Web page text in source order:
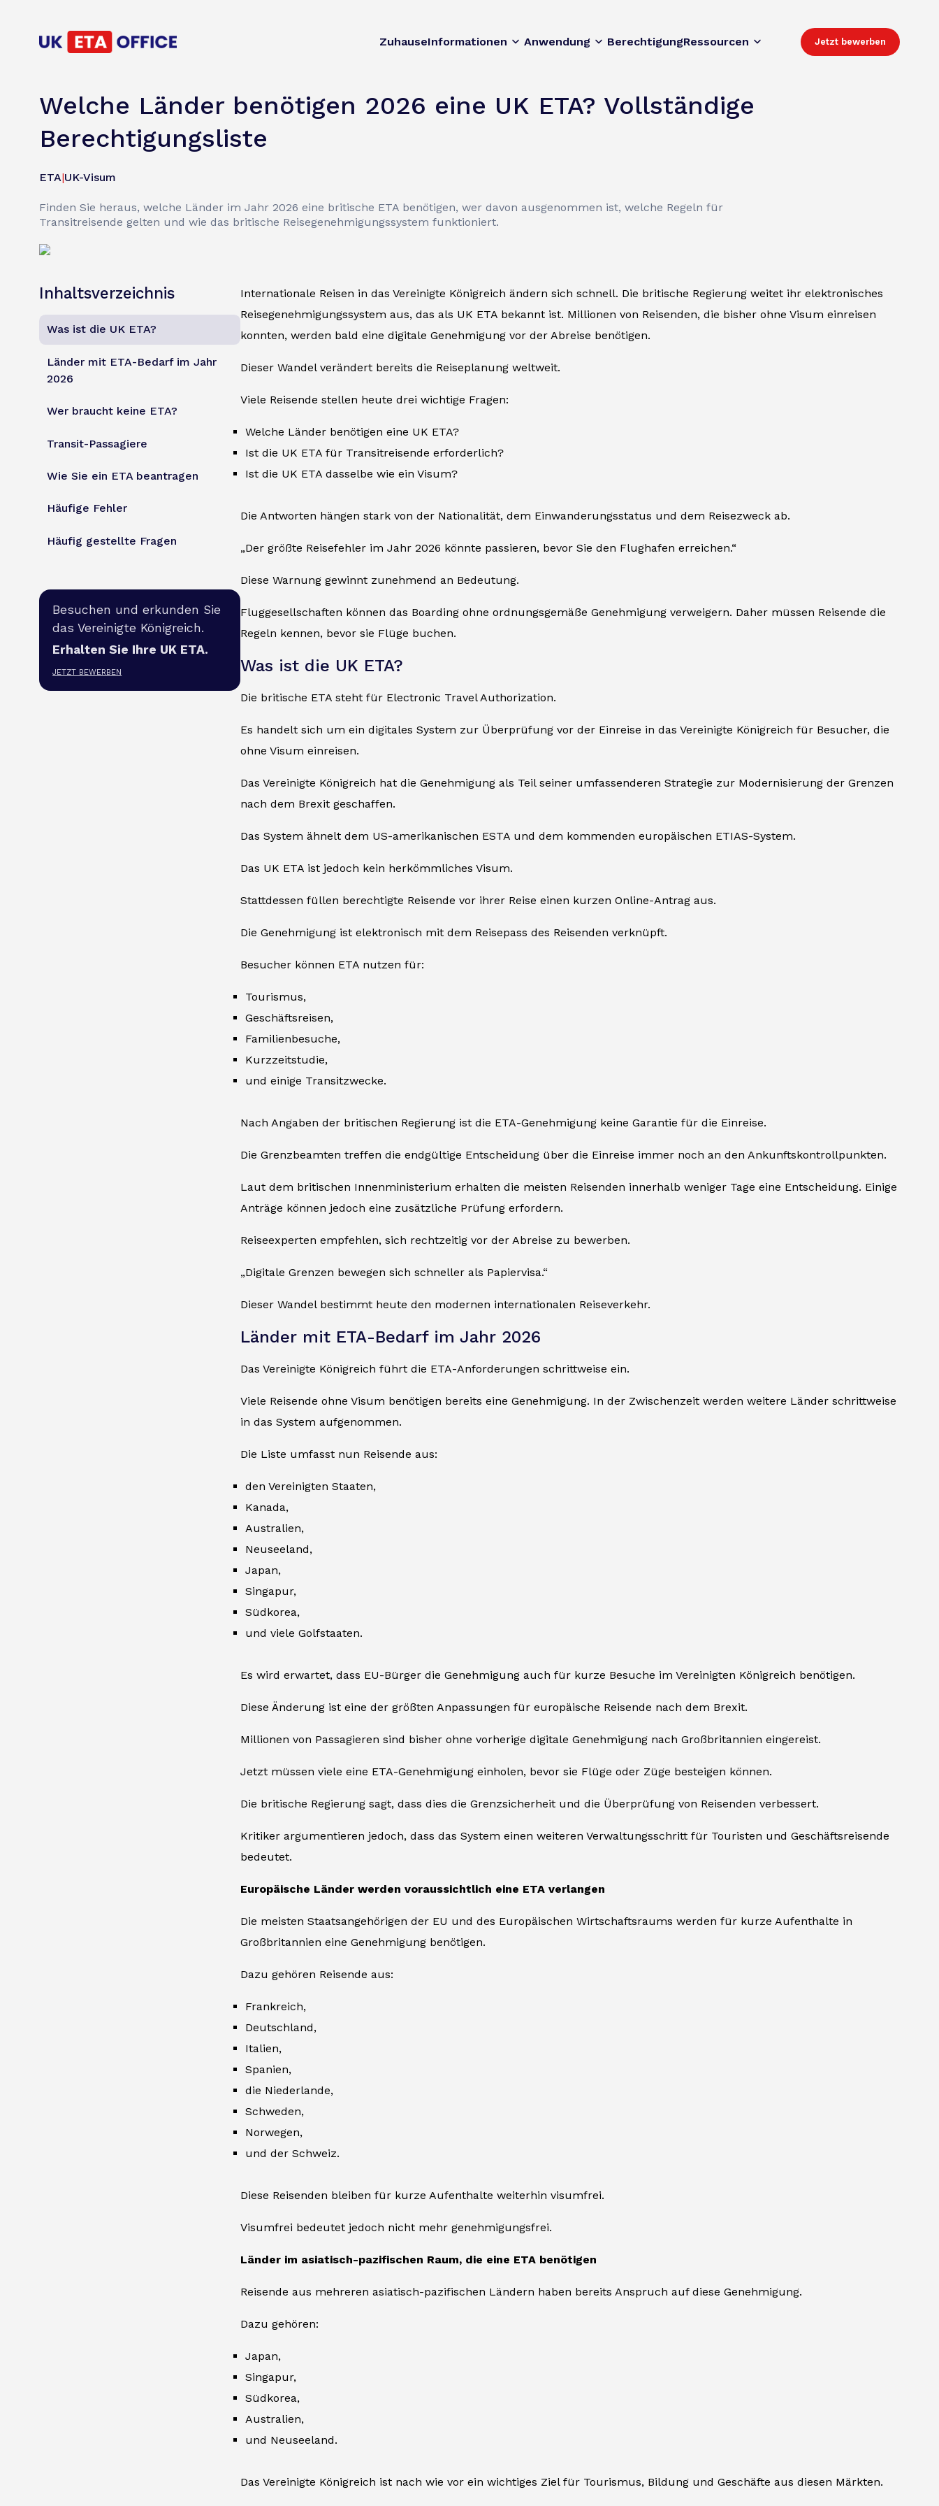
ZuhauseInformationen Anwendung BerechtigungRessourcen Jetzt bewerben
Welche Länder benötigen 2026 eine UK ETA? Vollständige
Berechtigungsliste
ETA|UK-Visum
Finden Sie heraus, welche Länder im Jahr 2026 eine britische ETA benötigen, wer davon ausgenommen ist, welche Regeln für
Transitreisende gelten und wie das britische Reisegenehmigungssystem funktioniert.
Inhaltsverzeichnis
Was ist die UK ETA?
Länder mit ETA-Bedarf im Jahr
2026
Wer braucht keine ETA?
Transit-Passagiere
Wie Sie ein ETA beantragen
Häufige Fehler
Häufig gestellte Fragen
Besuchen und erkunden Sie
das Vereinigte Königreich.
Erhalten Sie Ihre UK ETA.
JETZT BEWERBEN
Internationale Reisen in das Vereinigte Königreich ändern sich schnell. Die britische Regierung weitet ihr elektronisches
Reisegenehmigungssystem aus, das als UK ETA bekannt ist. Millionen von Reisenden, die bisher ohne Visum einreisen
konnten, werden bald eine digitale Genehmigung vor der Abreise benötigen.
Dieser Wandel verändert bereits die Reiseplanung weltweit.
Viele Reisende stellen heute drei wichtige Fragen:
Welche Länder benötigen eine UK ETA?
Ist die UK ETA für Transitreisende erforderlich?
Ist die UK ETA dasselbe wie ein Visum?
Die Antworten hängen stark von der Nationalität, dem Einwanderungsstatus und dem Reisezweck ab.
„Der größte Reisefehler im Jahr 2026 könnte passieren, bevor Sie den Flughafen erreichen.“
Diese Warnung gewinnt zunehmend an Bedeutung.
Fluggesellschaften können das Boarding ohne ordnungsgemäße Genehmigung verweigern. Daher müssen Reisende die
Regeln kennen, bevor sie Flüge buchen.
Was ist die UK ETA?
Die britische ETA steht für Electronic Travel Authorization.
Es handelt sich um ein digitales System zur Überprüfung vor der Einreise in das Vereinigte Königreich für Besucher, die
ohne Visum einreisen.
Das Vereinigte Königreich hat die Genehmigung als Teil seiner umfassenderen Strategie zur Modernisierung der Grenzen
nach dem Brexit geschaffen.
Das System ähnelt dem US-amerikanischen ESTA und dem kommenden europäischen ETIAS-System.
Das UK ETA ist jedoch kein herkömmliches Visum.
Stattdessen füllen berechtigte Reisende vor ihrer Reise einen kurzen Online-Antrag aus.
Die Genehmigung ist elektronisch mit dem Reisepass des Reisenden verknüpft.
Besucher können ETA nutzen für:
Tourismus,
Geschäftsreisen,
Familienbesuche,
Kurzzeitstudie,
und einige Transitzwecke.
Nach Angaben der britischen Regierung ist die ETA-Genehmigung keine Garantie für die Einreise.
Die Grenzbeamten treffen die endgültige Entscheidung über die Einreise immer noch an den Ankunftskontrollpunkten.
Laut dem britischen Innenministerium erhalten die meisten Reisenden innerhalb weniger Tage eine Entscheidung. Einige
Anträge können jedoch eine zusätzliche Prüfung erfordern.
Reiseexperten empfehlen, sich rechtzeitig vor der Abreise zu bewerben.
„Digitale Grenzen bewegen sich schneller als Papiervisa.“
Dieser Wandel bestimmt heute den modernen internationalen Reiseverkehr.
Länder mit ETA-Bedarf im Jahr 2026
Das Vereinigte Königreich führt die ETA-Anforderungen schrittweise ein.
Viele Reisende ohne Visum benötigen bereits eine Genehmigung. In der Zwischenzeit werden weitere Länder schrittweise
in das System aufgenommen.
Die Liste umfasst nun Reisende aus:
den Vereinigten Staaten,
Kanada,
Australien,
Neuseeland,
Japan,
Singapur,
Südkorea,
und viele Golfstaaten.
Es wird erwartet, dass EU-Bürger die Genehmigung auch für kurze Besuche im Vereinigten Königreich benötigen.
Diese Änderung ist eine der größten Anpassungen für europäische Reisende nach dem Brexit.
Millionen von Passagieren sind bisher ohne vorherige digitale Genehmigung nach Großbritannien eingereist.
Jetzt müssen viele eine ETA-Genehmigung einholen, bevor sie Flüge oder Züge besteigen können.
Die britische Regierung sagt, dass dies die Grenzsicherheit und die Überprüfung von Reisenden verbessert.
Kritiker argumentieren jedoch, dass das System einen weiteren Verwaltungsschritt für Touristen und Geschäftsreisende
bedeutet.
Europäische Länder werden voraussichtlich eine ETA verlangen
Die meisten Staatsangehörigen der EU und des Europäischen Wirtschaftsraums werden für kurze Aufenthalte in
Großbritannien eine Genehmigung benötigen.
Dazu gehören Reisende aus:
Frankreich,
Deutschland,
Italien,
Spanien,
die Niederlande,
Schweden,
Norwegen,
und der Schweiz.
Diese Reisenden bleiben für kurze Aufenthalte weiterhin visumfrei.
Visumfrei bedeutet jedoch nicht mehr genehmigungsfrei.
Länder im asiatisch-pazifischen Raum, die eine ETA benötigen
Reisende aus mehreren asiatisch-pazifischen Ländern haben bereits Anspruch auf diese Genehmigung.
Dazu gehören:
Japan,
Singapur,
Südkorea,
Australien,
und Neuseeland.
Das Vereinigte Königreich ist nach wie vor ein wichtiges Ziel für Tourismus, Bildung und Geschäfte aus diesen Märkten.